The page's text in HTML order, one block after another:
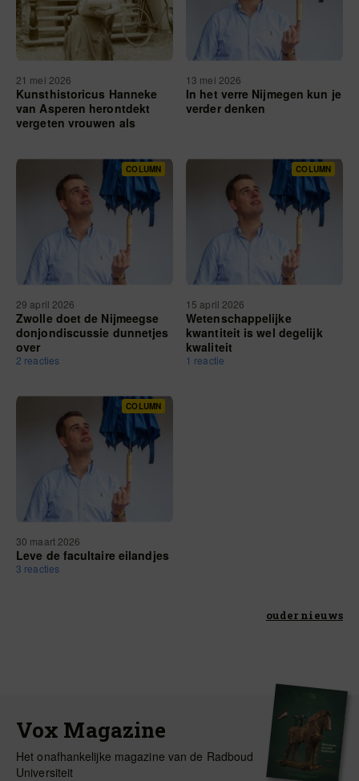
21 mei 2026
Kunsthistoricus Hanneke
van Asperen herontdekt
vergeten vrouwen als
13 mei 2026
In het verre Nijmegen kun je
verder denken
COLUMN
29 april 2026
Zwolle doet de Nijmeegse
donjondiscussie dunnetjes
over
2 reacties
COLUMN
15 april 2026
Wetenschappelijke
kwantiteit is wel degelijk
kwaliteit
1 reactie
COLUMN
30 maart 2026
Leve de facultaire eilandjes
3 reacties
ouder nieuws
Vox Magazine
Het onafhankelijke magazine van de Radboud
Universiteit